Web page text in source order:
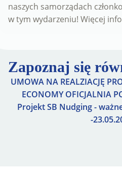
naszych samorządach
w tym wydarzeniu! Więcej
Zapoznaj się
UMOWA NA REALZIACJĘ
ECONOMY OFICJALNIA
Projekt SB Nudging -
-